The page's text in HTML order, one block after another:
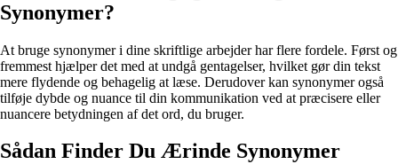
Synonymer?
At bruge synonymer i dine skriftlige arbejder har flere fordele. Først og
fremmest hjælper det med at undgå gentagelser, hvilket gør din tekst
mere flydende og behagelig at læse. Derudover kan synonymer også
tilføje dybde og nuance til din kommunikation ved at præcisere eller
nuancere betydningen af det ord, du bruger.
Sådan Finder Du Ærinde Synonymer